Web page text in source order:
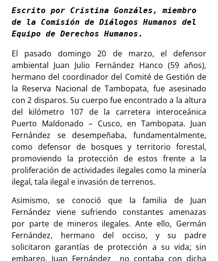
Escrito por Cristina Gonzáles, miembro
de la Comisión de Diálogos Humanos del
Equipo de Derechos Humanos.
El pasado domingo 20 de marzo, el defensor
ambiental Juan Julio Fernández Hanco (59 años),
hermano del coordinador del Comité de Gestión de
la Reserva Nacional de Tambopata, fue asesinado
con 2 disparos. Su cuerpo fue encontrado a la altura
del kilómetro 107 de la carretera interoceánica
Puerto Maldonado – Cusco, en Tambopata. Juan
Fernández se desempeñaba, fundamentalmente,
como defensor de bosques y territorio forestal,
promoviendo la protección de estos frente a la
proliferación de actividades ilegales como la minería
ilegal, tala ilegal e invasión de terrenos.
Asimismo, se conoció que la familia de Juan
Fernández viene sufriendo constantes amenazas
por parte de mineros ilegales. Ante ello, Germán
Fernández, hermano del occiso, y su padre
solicitaron garantías de protección a su vida; sin
embargo, Juan Fernández no contaba con dicha